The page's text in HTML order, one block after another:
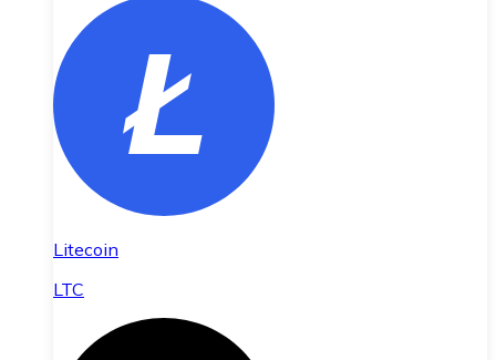
Litecoin
LTC